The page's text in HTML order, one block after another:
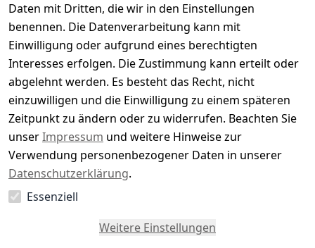
5
( 0 )
4
( 0 )
3
( 0 )
2
( 0 )
1
( 0 )
Es hat noch niemand eine Bewertung für diesen
Artikel abgegeben
Daten mit Dritten, die wir in den Einstellungen
benennen. Die Datenverarbeitung kann mit
Einwilligung oder aufgrund eines berechtigten
Interesses erfolgen. Die Zustimmung kann erteilt oder
abgelehnt werden. Es besteht das Recht, nicht
einzuwilligen und die Einwilligung zu einem späteren
Zeitpunkt zu ändern oder zu widerrufen. Beachten Sie
unserImpressum und weitere Hinweise zur
Verwendung personenbezogener Daten in unserer
Datenschutzerklärung.
Essenziell
Weitere Einstellungen